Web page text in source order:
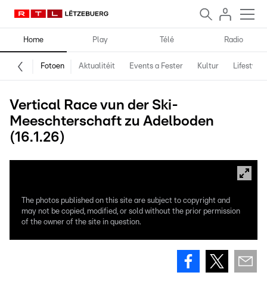
Home Play Télé Radio
Fotoen Aktualitéit Events a Fester Kultur Lifestyle
Vertical Race vun der Ski-
Meeschterschaft zu Adelboden
(16.1.26)
The photos published on this site are subject to copyright and
may not be copied, modified, or sold without the prior permission
of the owner of the site in question.